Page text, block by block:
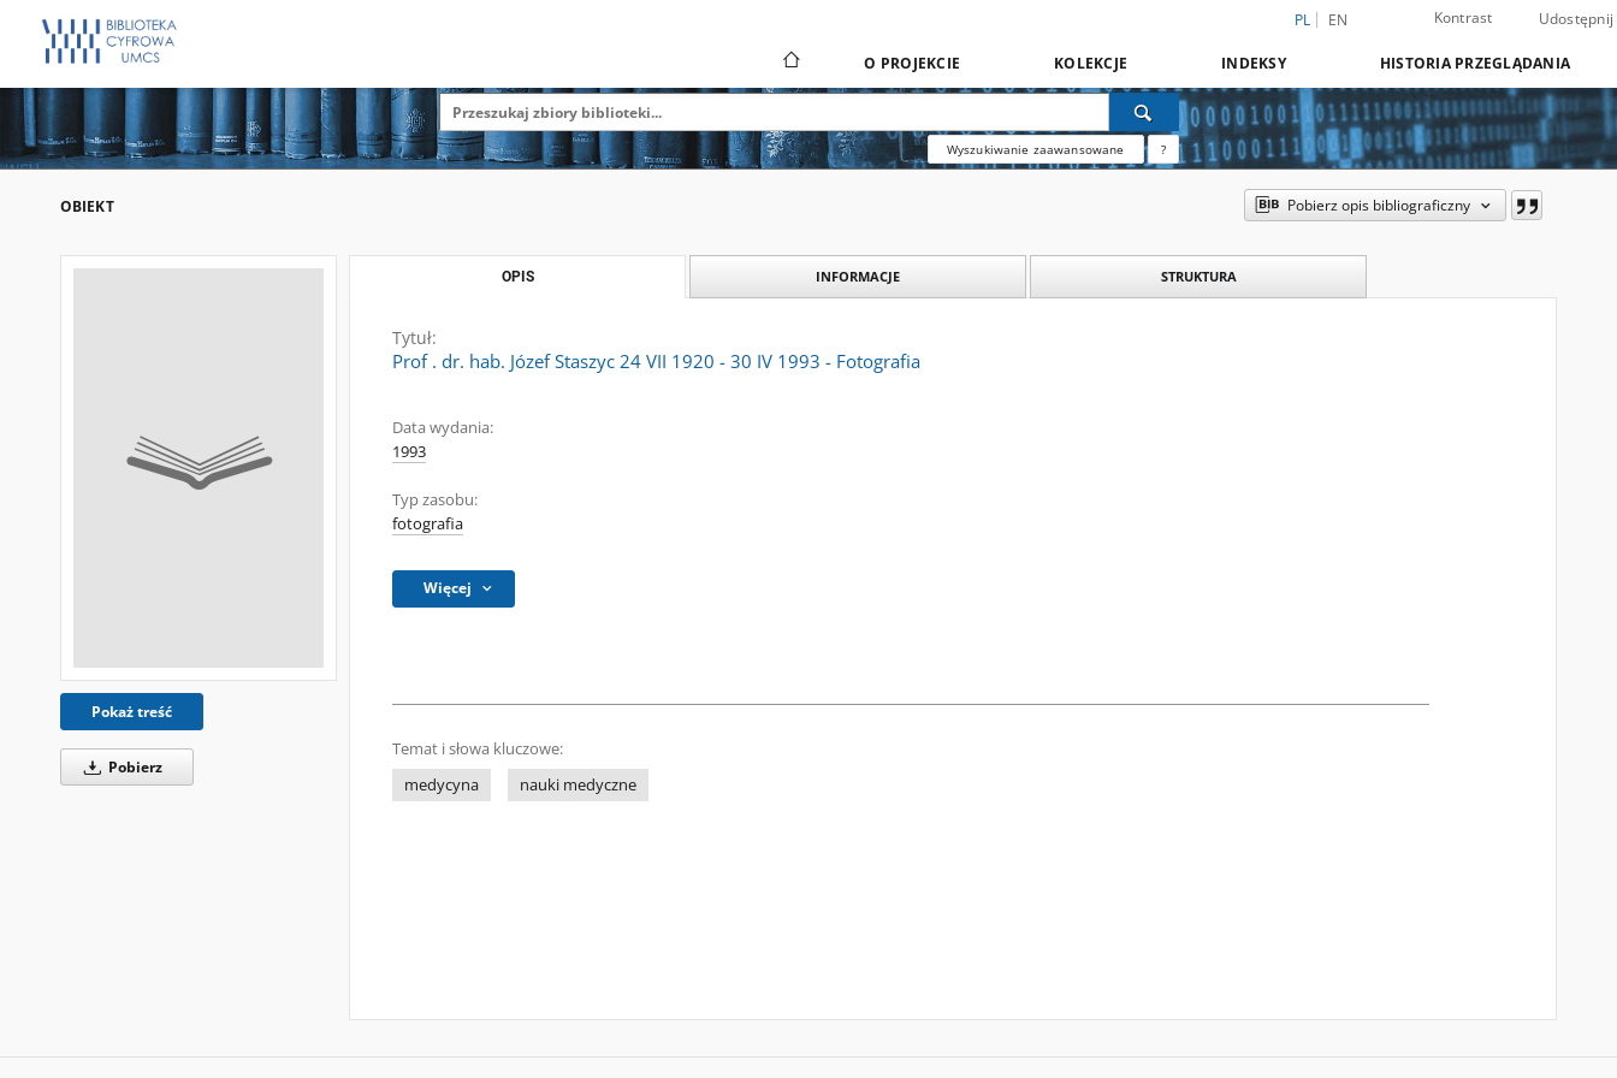
PL EN Kontrast Udostępnij
O PROJEKCIE KOLEKCJE INDEKSY HISTORIA PRZEGLĄDANIA
Wyszukiwanie zaawansowane ?
OBIEKT Pobierz opis bibliograficzny
Pokaż treść
Pobierz
OPIS INFORMACJE STRUKTURA
Tytuł:
Prof . dr. hab. Józef Staszyc 24 VII 1920 - 30 IV 1993 - Fotografia
Data wydania:
1993
Typ zasobu:
fotografia
Więcej
Temat i słowa kluczowe:
medycyna
nauki medyczne